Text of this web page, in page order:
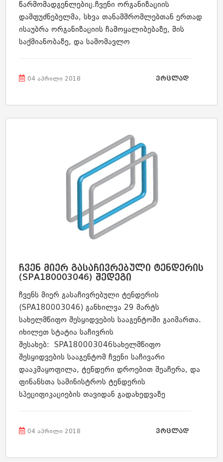
წარმომადგენლებიც.ჩვენი ორგანიზაციის
დამფუძნებელმა, სხვა თანამშრომლებთან ერთად
ისაუბრა ორგანიზაციის ჩამოყალიბებაზე, მის
საქმიანობაზე, და სამომავლო
04 აპრილი 2018 ვრცლად
ჩვენ მიერ გასაჩივრებული ტენდერის
(SPA180003046) შედეგი
ჩვენს მიერ გასაჩივრებული ტენდერის
(SPA180003046) განხილვა 29 მარტს
სახელმწიფო შესყიდვების სააგენტოში გაიმართა.
იხილეთ სტატია საჩივრის
შესახებ: SPA180003046სახელმწიფო
შესყიდვების სააგენტომ ჩვენი საჩივარი
დააკმაყოფილა, ტენდერი დროებით შეაჩერა, და
ფინანსთა სამინისტროს ტენდერის
სპეციფიკაციების თავიდან გადახედვაზე
procurement.gov.ge, საძიებო სისტემაში ჩაწერეთ
ნომერი: SPA180003046.სახელმწიფო
04 აპრილი 2018 ვრცლად